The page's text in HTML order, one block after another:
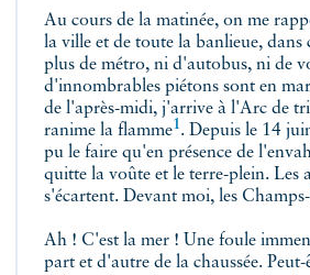
Au cours de la matinée, on me
la ville et de toute la banlieue, dans
plus de métro, ni d'autobus, ni de
d'innombrables piétons sont en
de l'après-midi, j'arrive à l'Arc de
ranime la flamme1. Depuis le 14
pu le faire qu'en présence de
quitte la voûte et le terre-plein. Les
s'écartent. Devant moi, les Champs-
Ah ! C'est la mer ! Une foule
part et d'autre de la chaussée.